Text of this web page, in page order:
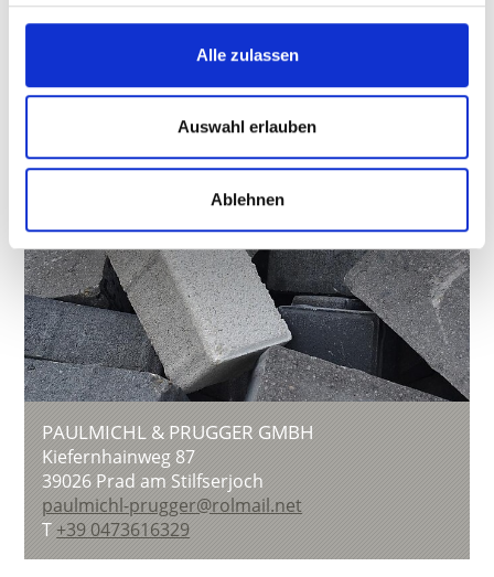
Alle zulassen
Auswahl erlauben
Ablehnen
13:00 - 17:00
PAULMICHL & PRUGGER GMBH
Kiefernhainweg 87
39026 Prad am Stilfserjoch
paulmichl-prugger@rolmail.net
T +39 0473616329